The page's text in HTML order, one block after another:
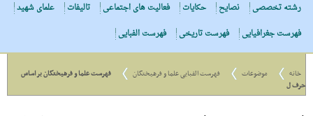
رشته تخصصی
نصایح حکایات فعالیت های اجتماعی تالیفات
علمای شهید
فهرست جغرافیایی
فهرست تاریخی فهرست الفبایی
خانه موضوعات فهرست الفبایی علما و فرهیختگان
فهرست علما و فرهیختگان بر اساس
حرف ل